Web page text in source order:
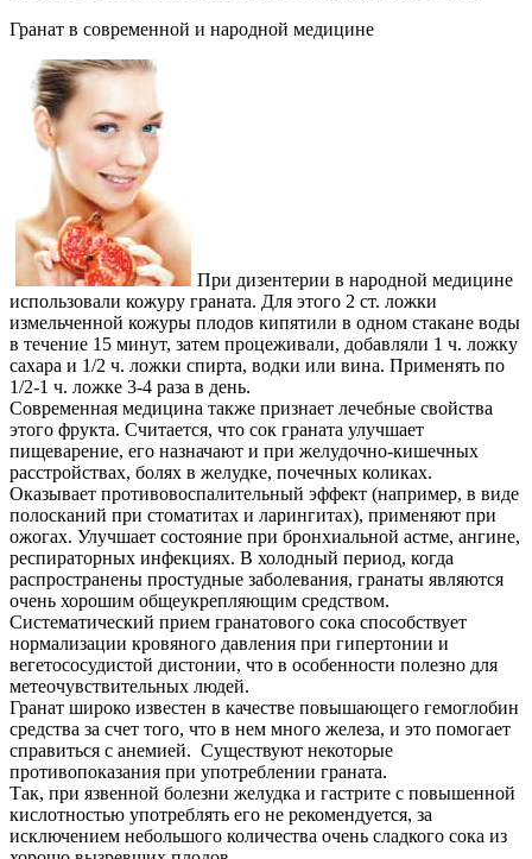
Гранат в современной и народной медицине
При дизентерии в народной медицине
использовали кожуру граната. Для этого 2 ст. ложки
измельченной кожуры плодов кипятили в одном стакане воды
в течение 15 минут, затем процеживали, добавляли 1 ч. ложку
сахара и 1/2 ч. ложки спирта, водки или вина. Применять по
1/2-1 ч. ложке 3-4 раза в день.
Современная медицина также признает лечебные свойства
этого фрукта. Считается, что сок граната улучшает
пищеварение, его назначают и при желудочно-кишечных
расстройствах, болях в желудке, почечных коликах.
Оказывает противовоспалительный эффект (например, в виде
полосканий при стоматитах и ларингитах), применяют при
ожогах. Улучшает состояние при бронхиальной астме, ангине,
респираторных инфекциях. В холодный период, когда
распространены простудные заболевания, гранаты являются
очень хорошим общеукрепляющим средством.
Систематический прием гранатового сока способствует
нормализации кровяного давления при гипертонии и
вегетососудистой дистонии, что в особенности полезно для
метеочувствительных людей.
Гранат широко известен в качестве повышающего гемоглобин
средства за счет того, что в нем много железа, и это помогает
справиться с анемией. Существуют некоторые
противопоказания при употреблении граната.
Так, при язвенной болезни желудка и гастрите с повышенной
кислотностью употреблять его не рекомендуется, за
исключением небольшого количества очень сладкого сока из